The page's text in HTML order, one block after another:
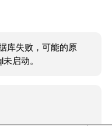
库失败，可能的原
启动。